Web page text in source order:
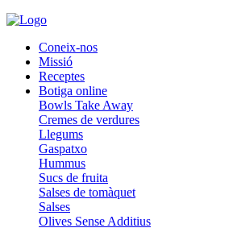
Coneix-nos
Missió
Receptes
Botiga online
Bowls Take Away
Cremes de verdures
Llegums
Gaspatxo
Hummus
Sucs de fruita
Salses de tomàquet
Salses
Olives Sense Additius